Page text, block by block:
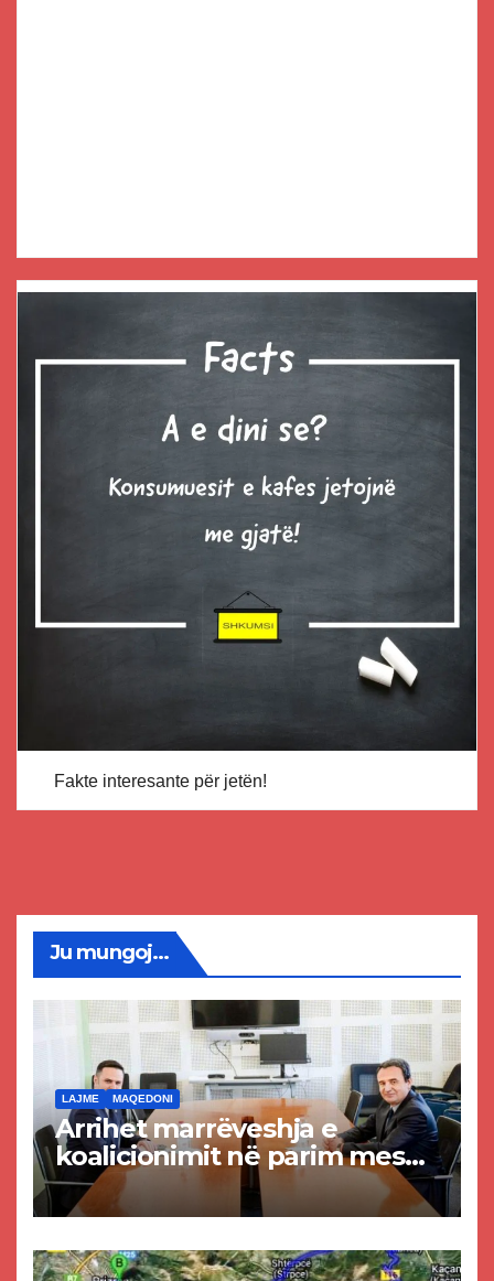
Fakte interesante për jetën!
Ju mungoj...
LAJME MAQEDONI
Arrihet marrëveshja e
koalicionimit në parim mes
Kurtit dhe Abdixhikut